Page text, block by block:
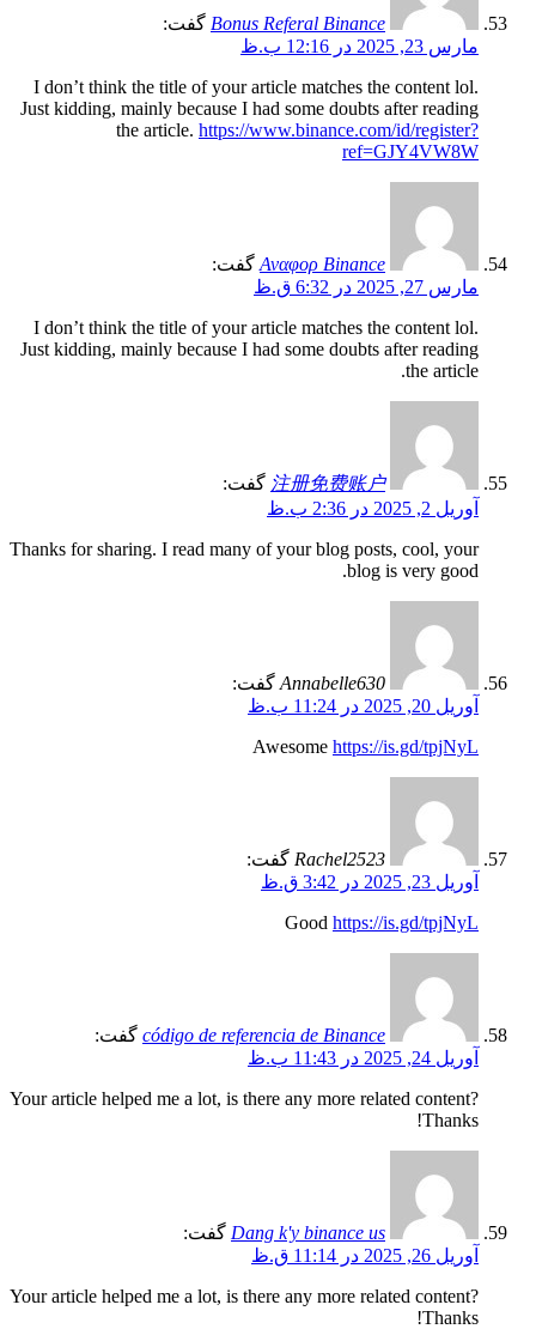
Bonus Referal Binance گفت:
مارس 23, 2025 در 12:16 ب.ظ
I don’t think the title of your article matches the content lol.
Just kidding, mainly because I had some doubts after reading
the article. https://www.binance.com/id/register?
ref=GJY4VW8W
Αναφορ Binance گفت:
مارس 27, 2025 در 6:32 ق.ظ
I don’t think the title of your article matches the content lol.
Just kidding, mainly because I had some doubts after reading
the article.
注册免费账户 گفت:
آوریل 2, 2025 در 2:36 ب.ظ
Thanks for sharing. I read many of your blog posts, cool, your
blog is very good.
Annabelle630 گفت:
آوریل 20, 2025 در 11:24 ب.ظ
Awesome https://is.gd/tpjNyL
Rachel2523 گفت:
آوریل 23, 2025 در 3:42 ق.ظ
Good https://is.gd/tpjNyL
código de referencia de Binance گفت:
آوریل 24, 2025 در 11:43 ب.ظ
Your article helped me a lot, is there any more related content?
Thanks!
Dang k'y binance us گفت:
آوریل 26, 2025 در 11:14 ق.ظ
Your article helped me a lot, is there any more related content?
Thanks!